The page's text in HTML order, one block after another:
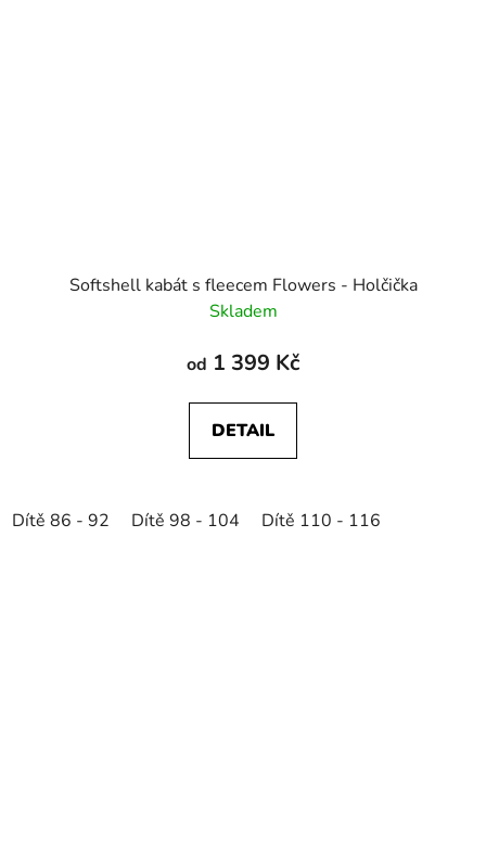
Softshell kabát s fleecem Flowers - Holčička
Skladem
od 1 399 Kč
DETAIL
Dítě 86 - 92 Dítě 98 - 104 Dítě 110 - 116